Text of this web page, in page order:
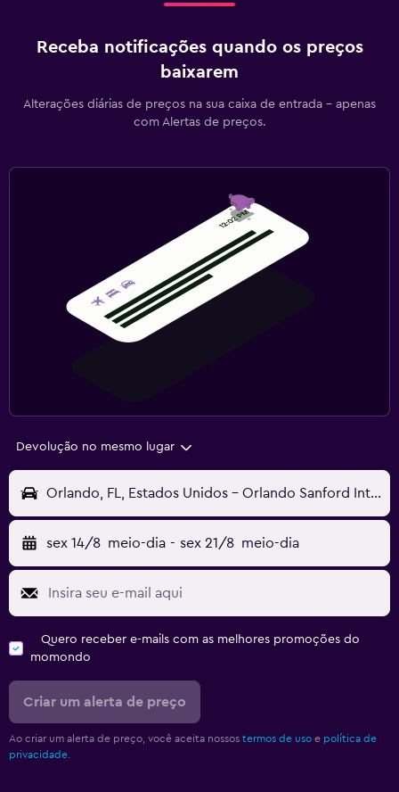
Receba notificações quando os preços
baixarem
Alterações diárias de preços na sua caixa de entrada - apenas
com Alertas de preços.
Devolução no mesmo lugar
Orlando, FL, Estados Unidos - Orlando Sanford Intl (SFB)
sex 14/8 meio-dia - sex 21/8 meio-dia
Quero receber e-mails com as melhores promoções do
momondo
Criar um alerta de preço
Ao criar um alerta de preço, você aceita nossos termos de uso e política de
privacidade.